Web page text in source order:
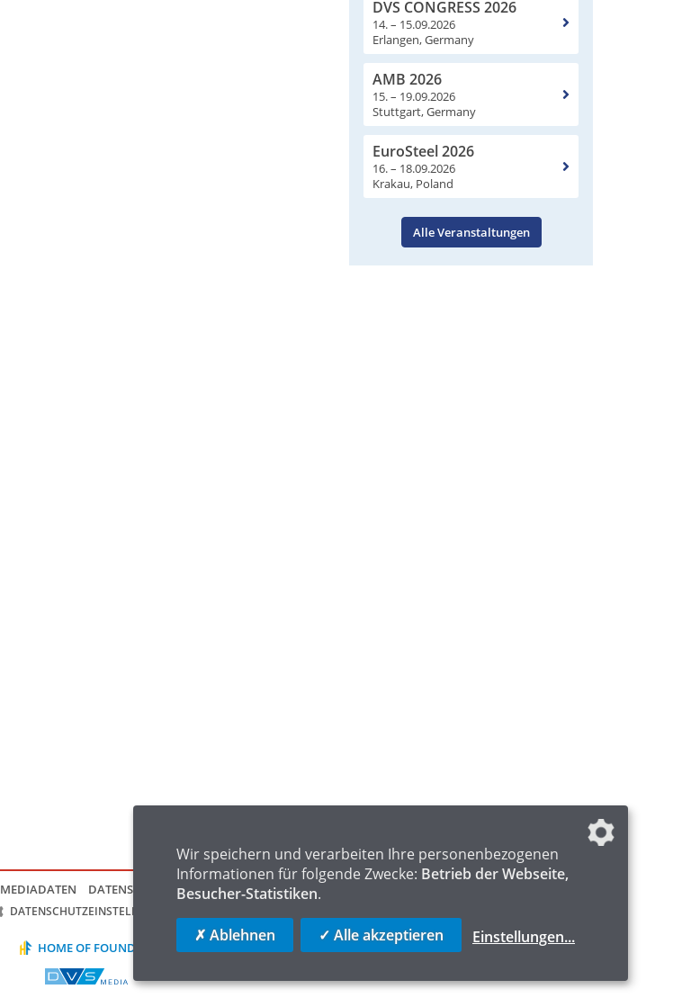
DVS CONGRESS 2026
14. – 15.09.2026
Erlangen, Germany
AMB 2026
15. – 19.09.2026
Stuttgart, Germany
EuroSteel 2026
16. – 18.09.2026
Krakau, Poland
Alle Veranstaltungen
MEDIADATEN DATENSCHUTZ IMPRESSUM FAQ
DATENSCHUTZEINSTELLUNGEN
HOME OF FOUNDRY HOME OF LOGISTICS
Wir speichern und verarbeiten Ihre personenbezogenen
Informationen für folgende Zwecke: Betrieb der Webseite,
Besucher-Statistiken.
✗ Ablehnen ✓ Alle akzeptieren Einstellungen...